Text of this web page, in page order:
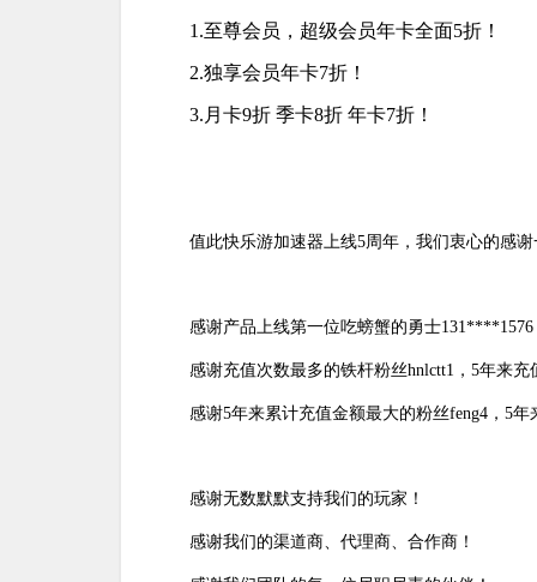
1.至尊会员，超级会员年卡全面5折！
2.独享会员年卡7折！
3.月卡9折 季卡8折 年卡7折！
值此快乐游加速器上线5周年，我们衷心的感
感谢产品上线第一位吃螃蟹的勇士131****1576
感谢充值次数最多的铁杆粉丝hnlctt1，5年来充
感谢5年来累计充值金额最大的粉丝feng4，5年
感谢无数默默支持我们的玩家！
感谢我们的渠道商、代理商、合作商！